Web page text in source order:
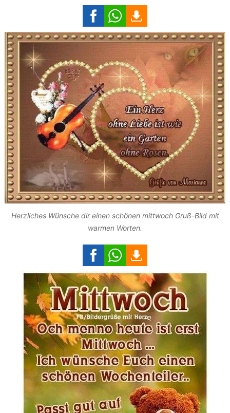
Herzliches Wünsche dir einen schönen mittwoch Gruß-Bild mit
warmen Worten.